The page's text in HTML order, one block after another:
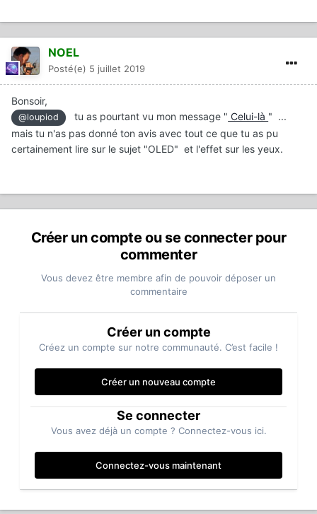
NOEL
Posté(e) 5 juillet 2019
Bonsoir,
@loupiod tu as pourtant vu mon message " Celui-là " ...
mais tu n'as pas donné ton avis avec tout ce que tu as pu
certainement lire sur le sujet "OLED" et l'effet sur les yeux.
Créer un compte ou se connecter pour
commenter
Vous devez être membre afin de pouvoir déposer un
commentaire
Créer un compte
Créez un compte sur notre communauté. C’est facile !
Créer un nouveau compte
Se connecter
Vous avez déjà un compte ? Connectez-vous ici.
Connectez-vous maintenant